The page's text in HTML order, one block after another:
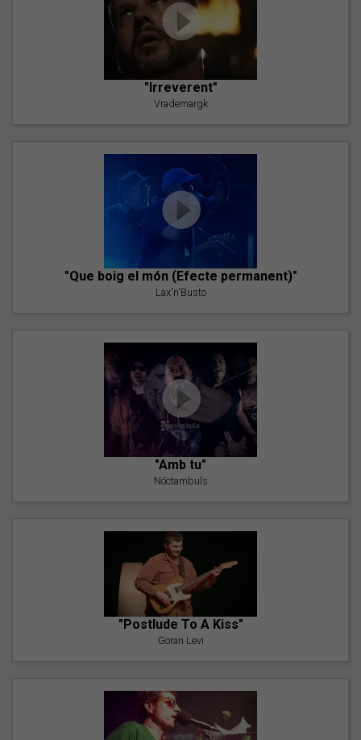
"Irreverent"
Vrademargk
"Que boig el món (Efecte permanent)"
Lax'n'Busto
"Amb tu"
Nöctambuls
"Postlude To A Kiss"
Goran Levi